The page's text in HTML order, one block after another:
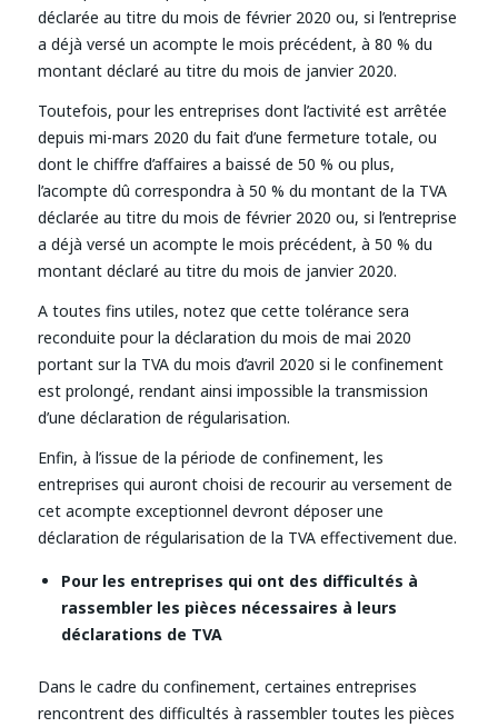
déclarée au titre du mois de février 2020 ou, si l’entreprise
a déjà versé un acompte le mois précédent, à 80 % du
montant déclaré au titre du mois de janvier 2020.
Toutefois, pour les entreprises dont l’activité est arrêtée
depuis mi-mars 2020 du fait d’une fermeture totale, ou
dont le chiffre d’affaires a baissé de 50 % ou plus,
l’acompte dû correspondra à 50 % du montant de la TVA
déclarée au titre du mois de février 2020 ou, si l’entreprise
a déjà versé un acompte le mois précédent, à 50 % du
montant déclaré au titre du mois de janvier 2020.
A toutes fins utiles, notez que cette tolérance sera
reconduite pour la déclaration du mois de mai 2020
portant sur la TVA du mois d’avril 2020 si le confinement
est prolongé, rendant ainsi impossible la transmission
d’une déclaration de régularisation.
Enfin, à l’issue de la période de confinement, les
entreprises qui auront choisi de recourir au versement de
cet acompte exceptionnel devront déposer une
déclaration de régularisation de la TVA effectivement due.
Pour les entreprises qui ont des difficultés à
rassembler les pièces nécessaires à leurs
déclarations de TVA
Dans le cadre du confinement, certaines entreprises
rencontrent des difficultés à rassembler toutes les pièces